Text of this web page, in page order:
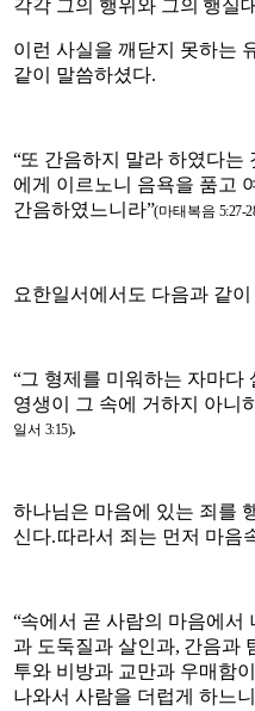
각각 그의 행위와 그의 행실
이런 사실을 깨닫지 못하는
같이 말씀하셨다.
“또 간음하지 말라 하였다는
에게 이르노니 음욕을 품고
간음하였느니라”(마태복음 5:27-
요한일서에서도 다음과 같
“그 형제를 미워하는 자마다
영생이 그 속에 거하지 아니
일서 3:15).
하나님은 마음에 있는 죄를
신다.따라서 죄는 먼저 마음
“속에서 곧 사람의 마음에서
과 도둑질과 살인과, 간음과
투와 비방과 교만과 우매함이
나와서 사람을 더럽게 하느